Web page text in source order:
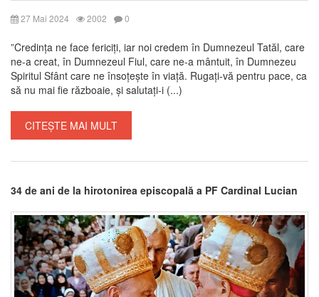
27 Mai 2024 2002 0
”Credința ne face fericiți, iar noi credem în Dumnezeul Tatăl, care
ne-a creat, în Dumnezeul Fiul, care ne-a mântuit, în Dumnezeu
Spiritul Sfânt care ne însoțește în viață. Rugați-vă pentru pace, ca
să nu mai fie războaie, și salutați-i (...)
CITEȘTE MAI MULT
34 de ani de la hirotonirea episcopală a PF Cardinal Lucian